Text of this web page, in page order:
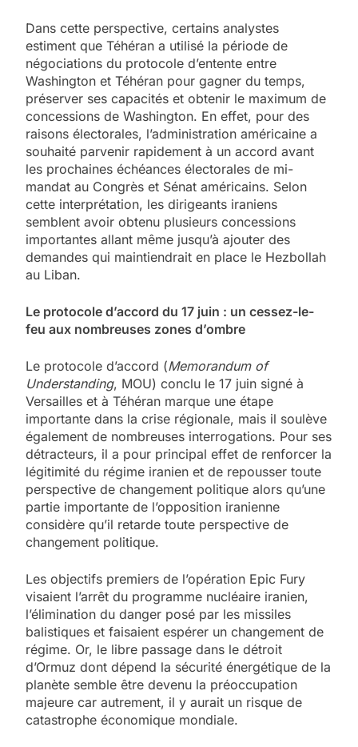
Dans cette perspective, certains analystes
estiment que Téhéran a utilisé la période de
négociations du protocole d’entente entre
Washington et Téhéran pour gagner du temps,
préserver ses capacités et obtenir le maximum de
concessions de Washington. En effet, pour des
raisons électorales, l’administration américaine a
souhaité parvenir rapidement à un accord avant
les prochaines échéances électorales de mi-
mandat au Congrès et Sénat américains. Selon
cette interprétation, les dirigeants iraniens
semblent avoir obtenu plusieurs concessions
importantes allant même jusqu’à ajouter des
demandes qui maintiendrait en place le Hezbollah
au Liban.
Le protocole d’accord du 17 juin : un cessez-le-
feu aux nombreuses zones d’ombre
Le protocole d’accord (Memorandum of
Understanding, MOU) conclu le 17 juin signé à
Versailles et à Téhéran marque une étape
importante dans la crise régionale, mais il soulève
également de nombreuses interrogations. Pour ses
détracteurs, il a pour principal effet de renforcer la
légitimité du régime iranien et de repousser toute
perspective de changement politique alors qu’une
partie importante de l’opposition iranienne
considère qu’il retarde toute perspective de
changement politique.
Les objectifs premiers de l’opération Epic Fury
visaient l’arrêt du programme nucléaire iranien,
l’élimination du danger posé par les missiles
balistiques et faisaient espérer un changement de
régime. Or, le libre passage dans le détroit
d’Ormuz dont dépend la sécurité énergétique de la
planète semble être devenu la préoccupation
majeure car autrement, il y aurait un risque de
catastrophe économique mondiale.